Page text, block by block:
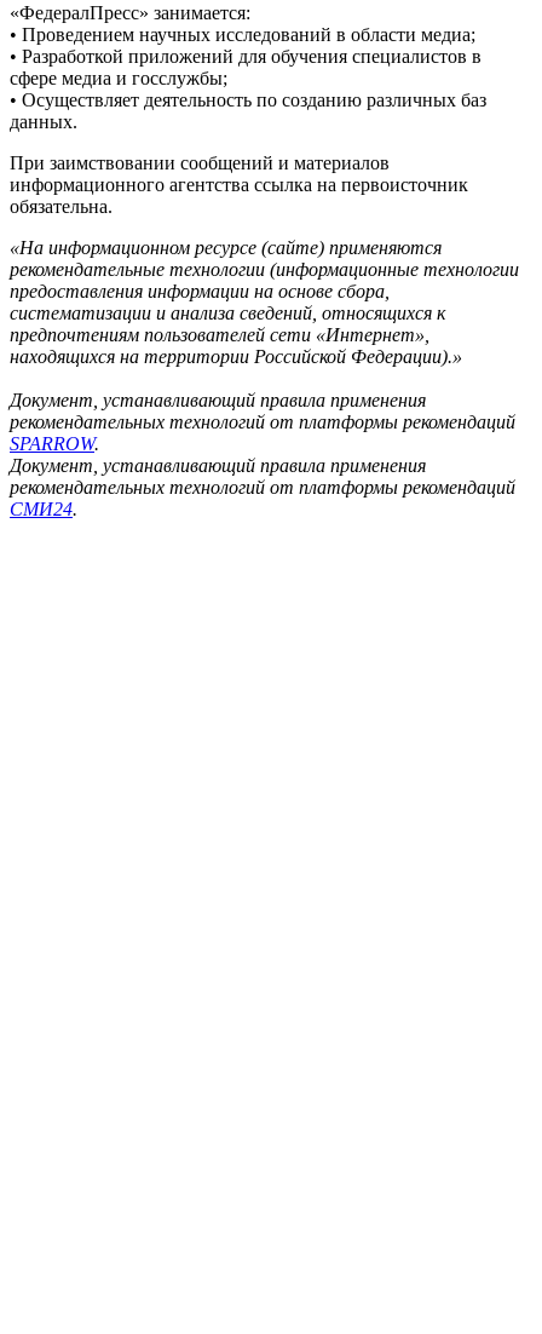
«ФедералПресс» занимается:
• Проведением научных исследований в области медиа;
• Разработкой приложений для обучения специалистов в
сфере медиа и госслужбы;
• Осуществляет деятельность по созданию различных баз
данных.
При заимствовании сообщений и материалов
информационного агентства ссылка на первоисточник
обязательна.
«На информационном ресурсе (сайте) применяются
рекомендательные технологии (информационные технологии
предоставления информации на основе сбора,
систематизации и анализа сведений, относящихся к
предпочтениям пользователей сети «Интернет»,
находящихся на территории Российской Федерации).»
Документ, устанавливающий правила применения
рекомендательных технологий от платформы рекомендаций
SPARROW.
Документ, устанавливающий правила применения
рекомендательных технологий от платформы рекомендаций
СМИ24.